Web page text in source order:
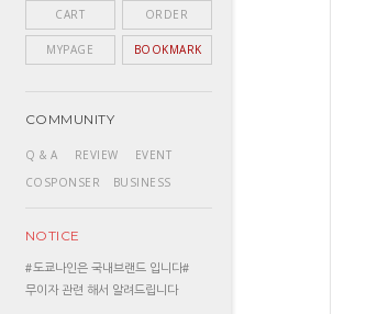
CART ORDER
MYPAGE BOOKMARK
COMMUNITY
Q & A REVIEW
EVENT
COSPONSER
BUSINESS
NOTICE
#도쿄나인은 국내브랜드 입니다#
무이자 관련 해서 알려드립니다